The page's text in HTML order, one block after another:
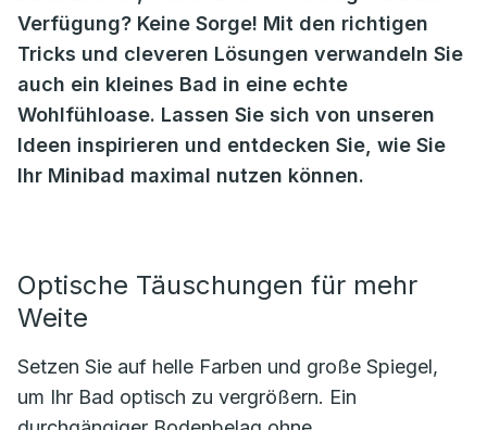
Verfügung? Keine Sorge! Mit den richtigen
Tricks und cleveren Lösungen verwandeln Sie
auch ein kleines Bad in eine echte
Wohlfühloase. Lassen Sie sich von unseren
Ideen inspirieren und entdecken Sie, wie Sie
Ihr Minibad maximal nutzen können.
Optische Täuschungen für mehr
Weite
Setzen Sie auf helle Farben und große Spiegel,
um Ihr Bad optisch zu vergrößern. Ein